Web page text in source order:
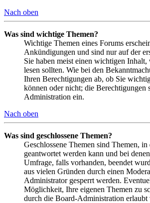
Nach oben
Was sind wichtige Themen?
Wichtige Themen eines Forums
Ankündigungen und sind nur auf der
Sie haben meist einen wichtigen Inhalt,
lesen sollten. Wie bei den
Ihren Berechtigungen ab, ob Sie
können oder nicht; die Berechtigungen
Administration ein.
Nach oben
Was sind geschlossene Themen?
Geschlossene Themen sind Themen,
geantwortet werden kann und bei
Umfrage, falls vorhanden, beendet
aus vielen Gründen durch einen
Administrator gesperrt werden.
Möglichkeit, Ihre eigenen Themen zu
durch die Board-Administration erlaubt